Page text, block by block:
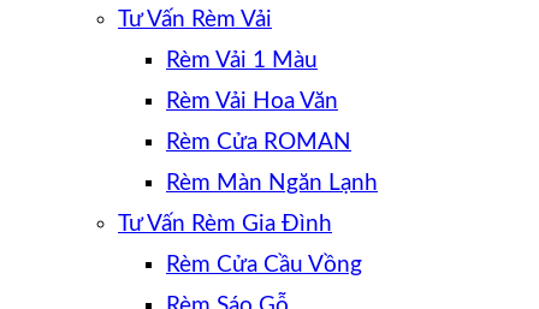
Tư Vấn Rèm Vải
Rèm Vải 1 Màu
Rèm Vải Hoa Văn
Rèm Cửa ROMAN
Rèm Màn Ngăn Lạnh
Tư Vấn Rèm Gia Đình
Rèm Cửa Cầu Vồng